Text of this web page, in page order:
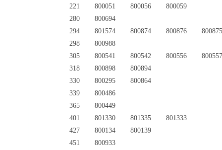
221
800051 800056
800059
280
800694
294
801574 800874 800876
800875
298
800988
305
800541 800542 800556
800557
318
800898
800894
330
800295
800864
339
800486
365
800449
401
801330 801335
801333
427
800134
800139
451
800933